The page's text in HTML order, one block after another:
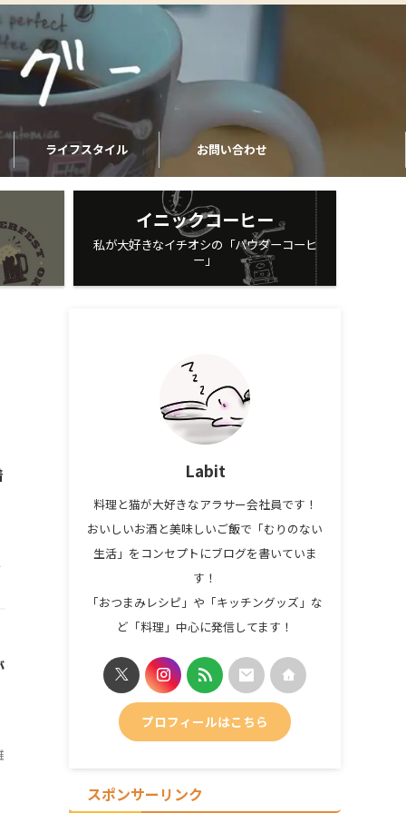
ライフスタイル お問い合わせ
イニックコーヒー
私が大好きなイチオシの「パウダーコーヒ
ー」
Labit
料理と猫が大好きなアラサー会社員です！
おいしいお酒と美味しいご飯で「むりのない
生活」をコンセプトにブログを書いていま
す！
「おつまみレシピ」や「キッチングッズ」な
ど「料理」中心に発信してます！
プロフィールはこちら
スポンサーリンク